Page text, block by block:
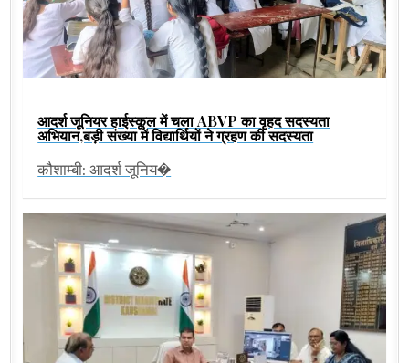
आदर्श जूनियर हाईस्कूल में चला ABVP का वृहद सदस्यता
अभियान,बड़ी संख्या में विद्यार्थियों ने ग्रहण की सदस्यता
कौशाम्बी: आदर्श जूनिय�